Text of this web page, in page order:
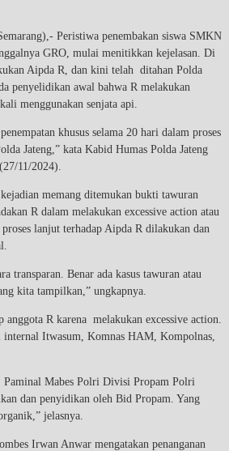
Peristiwa penembakan siswa SMKN
GRO, mulai menitikkan kejelasan. Di
Aipda R, dan kini telah ditahan Polda
penyelidikan awal bahwa R melakukan
menggunakan senjata api.
khusus selama 20 hari dalam proses
Jateng,” kata Kabid Humas Polda Jateng
11/2024).
memang ditemukan bukti tawuran
R dalam melakukan excessive action atau
lanjut terhadap Aipda R dilakukan dan
transparan. Benar ada kasus tawuran atau
kita tampilkan,” ungkapnya.
anggota R karena melakukan excessive action.
internal Itwasum, Komnas HAM, Kompolnas,
Mabes Polri Divisi Propam Polri
dan penyidikan oleh Bid Propam. Yang
jelasnya.
Irwan Anwar mengatakan penanganan